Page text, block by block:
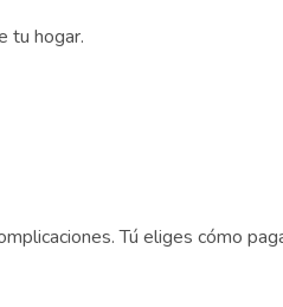
tu hogar.
Tú eliges cómo